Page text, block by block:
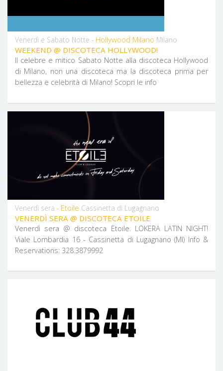
Venerdì e Sabato Notte - Hollywood Milano Milano
WEEKEND @ DISCOTECA HOLLYWOOD!
Il celebre e mitico Sabato Notte alla discoteca Hollywood
di Milano, non una discoteca ma la discoteca prima per
bellezza e celebrità di Milano! Scopri le info
Venerdì sera - Etoile Cassinetta di Lugagnano
VENERDÌ SERA @ DISCOTECA ETOILE
Venerdì sera @ discoteca Etoile. LOKERA LATIN NIGHT!
Viale Lombardia 16 - Cassinetta di Lugagnano (MI) Info &
Reservations: 328.3879992